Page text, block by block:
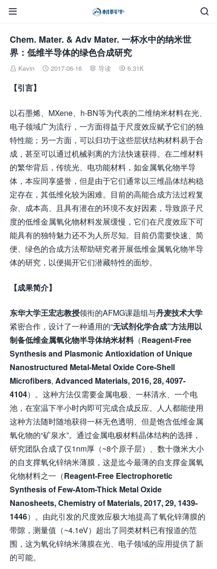


Chem. Mater. & Adv Mater. 一杯水中的纳米世
界：低维半导体的绿色合成研究
 Kevin  2017-06-16  导读  6.31K
【引言】
以石墨烯、MXene、h-BN等为代表的二维纳米材料在光、
电子领域广为流行，一方面得益于尺度效应赋予它们的独
特性能；另一方面，可以归功于这些层状结构材料易于合
成，甚至可以通过机械剥离的方法快速获得。在二维材料
的繁华背后，传统光、电功能材料，如金属氧化物半导
体，本应同享盛誉，但是由于它们通常以三维晶体结构稳
定存在，其低维化较为困难。目前的高能合成方法过程复
杂、成本高、且具有潜在的环境不友好因素，导致原子尺
度的低维金属氧化物材料发展缓慢，它们在尺度效应下可
能具有的独特魅力还不为人所尽知。目前仍需要快速、简
便、绿色的合成方法帮助研究者开展低维金属氧化物半导
体的研究，以便揭开它们潜藏特性的面纱。
【成果简介】
东华大学王宏志教授领衔的AFMG课题组与丹麦技术大学
紧密合作，设计了一种通用的“无试剂化学合成”方法用以
制备低维金属氧化物半导体纳米材料（Reagent-Free
Synthesis and Plasmonic Antioxidation of Unique
Nanostructured Metal-Metal Oxide Core-Shell
Microfibers, Advanced Materials, 2016, 28, 4097-
4104）。这种方法仅需要金属电极、一杯清水、一个电
池，在室温下半小时内即可完成合成反应。人人都能使用
这种方法随时随地获得一杯无色透明、但是饱含低维金属
氧化物的“矿泉水”。通过金属电极材料晶体结构的选择，
研究团队合成了仅1nm厚（~8个原子层）、数十微米大小
的自支撑氧化锌纳米薄膜，这是迄今最薄的自支撑金属氧
化物材料之一（Reagent-Free Electrophoretic
Synthesis of Few-Atom-Thick Metal Oxide
Nanosheets, Chemistry of Materials, 2017, 29, 1439-
1446）。由此引发的尺度效应极大地提高了氧化锌薄膜的
带隙，测量值（~4.1eV）超出了同类材料已有报道的范
围，这为氧化锌纳米薄膜在光、电子领域的应用提供了新
的可能。